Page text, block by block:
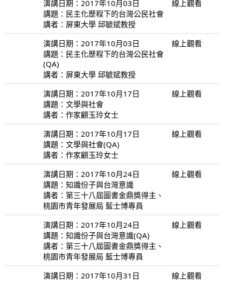
演講日期：2017年10月03日
講題：民主化歷程下的台灣公民社會
講者：屏東大學 邱毓斌教授
線上觀看
演講日期：2017年10月03日
講題：民主化歷程下的台灣公民社會
(QA)
講者：屏東大學 邱毓斌教授
線上觀看
演講日期：2017年10月17日
講題：文學與社會
講者：作家顧玉玲女士
線上觀看
演講日期：2017年10月17日
講題：文學與社會(QA)
講者：作家顧玉玲女士
線上觀看
演講日期：2017年10月24日
講題：知識份子與台灣意識
講者：第三十八屆圖書金鼎獎得主、
桃園市青年發展局 藍士博專員
線上觀看
演講日期：2017年10月24日
講題：知識份子與台灣意識(QA)
講者：第三十八屆圖書金鼎獎得主、
桃園市青年發展局 藍士博專員
線上觀看
演講日期：2017年10月31日
線上觀看